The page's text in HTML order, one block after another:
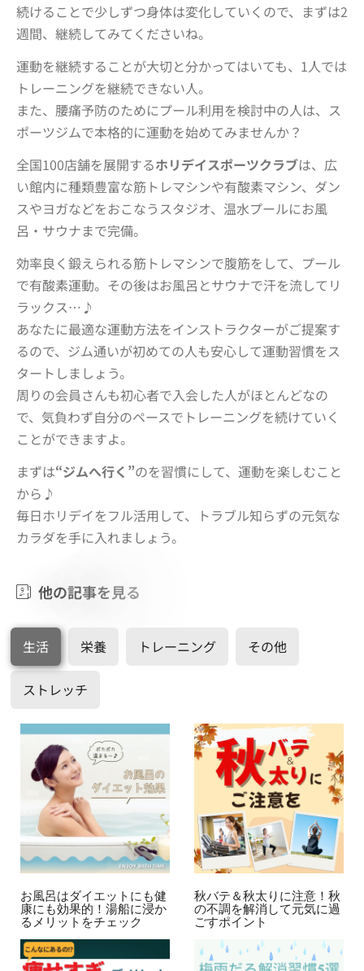
続けることで少しずつ身体は変化していくので、まずは2
週間、継続してみてくださいね。
運動を継続することが大切と分かってはいても、1人では
トレーニングを継続できない人。
また、腰痛予防のためにプール利用を検討中の人は、ス
ポーツジムで本格的に運動を始めてみませんか？
全国100店舗を展開するホリデイスポーツクラブは、広
い館内に種類豊富な筋トレマシンや有酸素マシン、ダン
スやヨガなどをおこなうスタジオ、温水プールにお風
呂・サウナまで完備。
効率良く鍛えられる筋トレマシンで腹筋をして、プール
で有酸素運動。その後はお風呂とサウナで汗を流してリ
ラックス…♪
あなたに最適な運動方法をインストラクターがご提案す
るので、ジム通いが初めての人も安心して運動習慣をス
タートしましょう。
周りの会員さんも初心者で入会した人がほとんどなの
で、気負わず自分のペースでトレーニングを続けていく
ことができますよ。
まずは“ジムへ行く”のを習慣にして、運動を楽しむこと
から♪
毎日ホリデイをフル活用して、トラブル知らずの元気な
カラダを手に入れましょう。
他の記事を見る
生活 栄養 トレーニング その他
ストレッチ
お風呂はダイエットにも健
康にも効果的！湯船に浸か
るメリットをチェック
秋バテ＆秋太りに注意！秋
の不調を解消して元気に過
ごすポイント